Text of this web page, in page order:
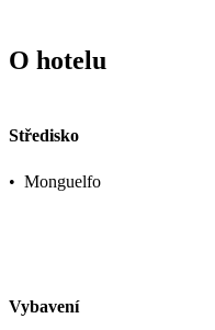
O hotelu
Středisko
• Monguelfo
Vybavení